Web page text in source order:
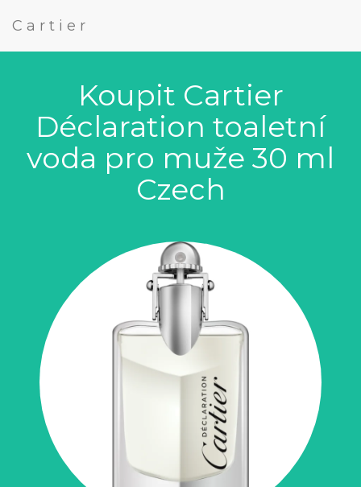
Cartier
Koupit Cartier
Déclaration toaletní
voda pro muže 30 ml
Czech